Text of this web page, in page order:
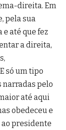
direita. Em
pela sua
até que fez
a direita,
só um tipo
narradas pelo
até aqui
obedeceu e
ao presidente